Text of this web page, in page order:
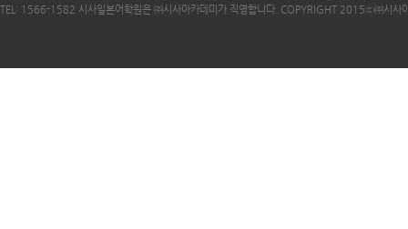
TEL: 1566-1582 시사일본어학원은 ㈜시사아카데미가 직영합니다. COPYRIGHT 2015ⓒ㈜시사